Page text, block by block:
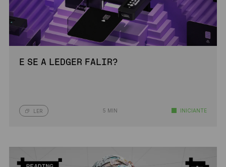
E SE A LEDGER FALIR?
LER 5 MIN INICIANTE